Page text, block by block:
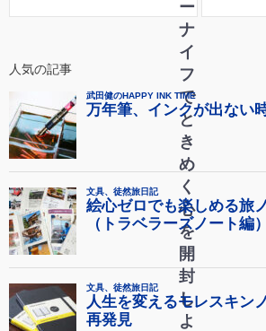
ー
ナ
イ
フ
で
と
き
め
く
心
を
開
封
し
よ
人気の記事